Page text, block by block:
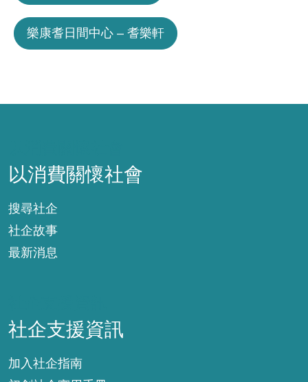
樂康耆日間中心 – 耆樂軒
以消費關懷社會
搜尋社企
社企故事
最新消息
社企支援資訊
加入社企指南